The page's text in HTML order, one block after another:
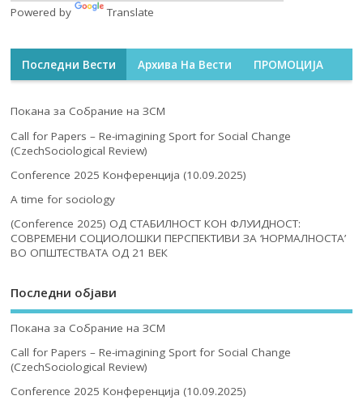
Powered by Translate
Последни Вести Архива На Вести ПРОМОЦИЈА
Покана за Собрание на ЗСМ
Call for Papers – Re-imagining Sport for Social Change
(CzechSociological Review)
Conference 2025 Конференција (10.09.2025)
A time for sociology
(Conference 2025) ОД СТАБИЛНОСТ КОН ФЛУИДНОСТ:
СОВРЕМЕНИ СОЦИОЛОШКИ ПЕРСПЕКТИВИ ЗА ‘НОРМАЛНОСТА’
ВО ОПШТЕСТВАТА ОД 21 ВЕК
Последни објави
Покана за Собрание на ЗСМ
Call for Papers – Re-imagining Sport for Social Change
(CzechSociological Review)
Conference 2025 Конференција (10.09.2025)